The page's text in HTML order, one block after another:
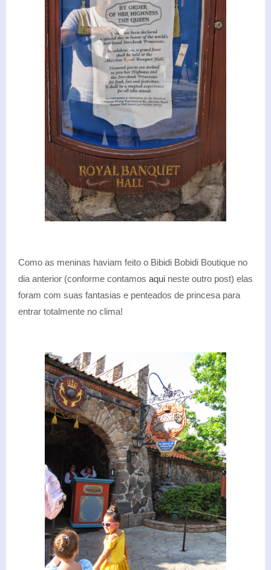
Como as meninas haviam feito o Bibidi Bobidi Boutique no
dia anterior (conforme contamos aquineste outro post) elas
foram com suas fantasias e penteados de princesa para
entrar totalmente no clima!